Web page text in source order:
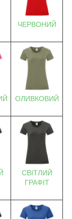
ЧЕРВОНИЙ
ОЛИВКОВИЙ
СВІТЛИЙ
ГРАФІТ